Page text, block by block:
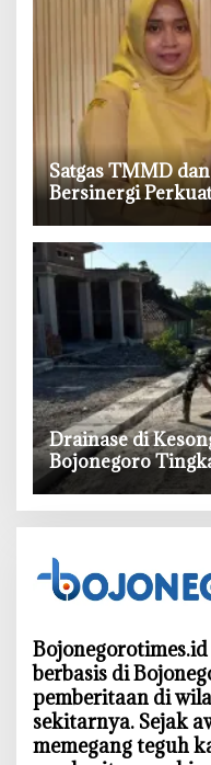
‎Satgas TMMD
Bersinergi
‎Drainase di
Bojonegoro
berbasis di
pemberitaan di
sekitarnya. Sejak
memegang teguh